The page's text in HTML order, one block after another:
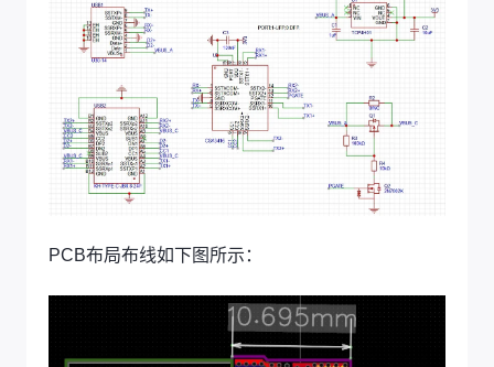
PCB布局布线如下图所示：